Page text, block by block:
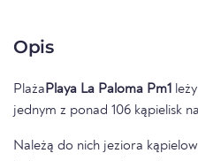
Opis
Plaża Playa La Paloma Pm1
jednym z ponad 106 kąpielisk
Należą do nich jeziora